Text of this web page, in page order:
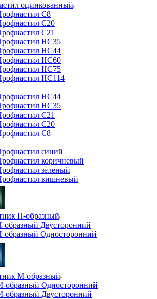
оцинкованный
С8
С20
С21
НС35
НС44
НС60
НС75
НС114
НС44
НС35
С21
С20
С8
синий
коричневый
зеленый
вишневый
П-образный
образный Двусторонний
образный Односторонний
М-образный
образный Односторонний
образный Двусторонний